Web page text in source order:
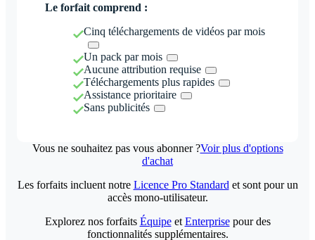
Le forfait comprend :
Cinq téléchargements de vidéos par mois
Un pack par mois
Aucune attribution requise
Téléchargements plus rapides
Assistance prioritaire
Sans publicités
Vous ne souhaitez pas vous abonner ?Voir plus d'options
d'achat
Les forfaits incluent notre Licence Pro Standard et sont pour un
accès mono-utilisateur.
Explorez nos forfaits Équipeet Enterprisepour des
fonctionnalités supplémentaires.